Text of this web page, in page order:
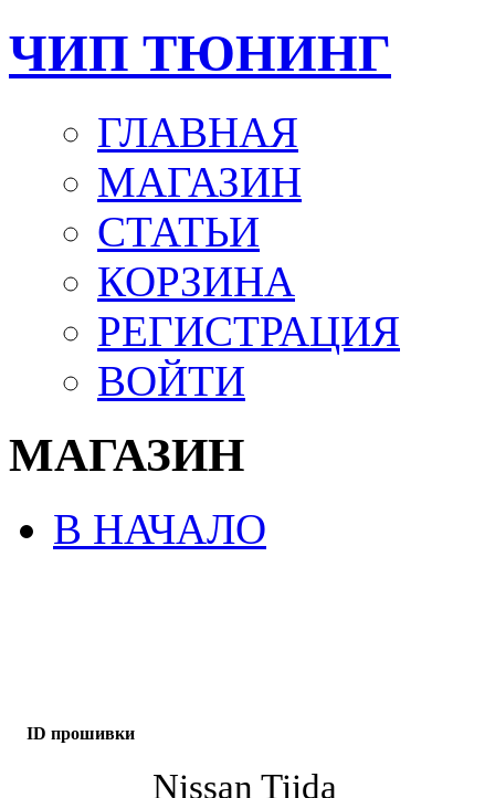
ЧИП ТЮНИНГ
ГЛАВНАЯ
МАГАЗИН
СТАТЬИ
КОРЗИНА
РЕГИСТРАЦИЯ
ВОЙТИ
МАГАЗИН
В НАЧАЛО
ID прошивки
Nissan Tiida